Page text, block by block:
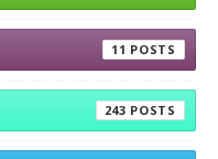
11
243